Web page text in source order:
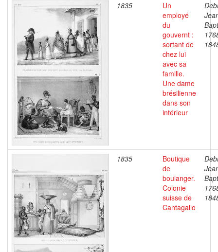
1835
Un
employé
du
gouvernt :
sortant de
chez lui
avec sa
famille.
Une dame
brésilienne
dans son
intérieur
1835
Boutique
de
boulanger.
Colonie
suisse de
Cantagallo